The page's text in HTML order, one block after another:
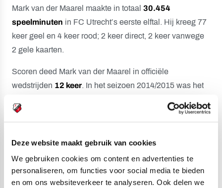
Deze website maakt gebruik van cookies
We gebruiken cookies om content en advertenties te
personaliseren, om functies voor social media te bieden
en om ons websiteverkeer te analyseren. Ook delen we
Mark van der Maarel maakte in totaal 30.454
speelminuten in FC Utrecht’s eerste elftal. Hij kreeg 77
keer geel en 4 keer rood; 2 keer direct, 2 keer vanwege
2 gele kaarten.
Scoren deed Mark van der Maarel in officiële
wedstrijden 12 keer. In het seizoen 2014/2015 was het
werkte Van der Maarel met zijn borst de bal achter
Het meest doelpuntrijke seizoen uit de loopbaan van
Mark van der Maarel was de jaargang 2017/2018.
Toen maakte hij in de Eredivisie 4 goals. Alleen Gyrano